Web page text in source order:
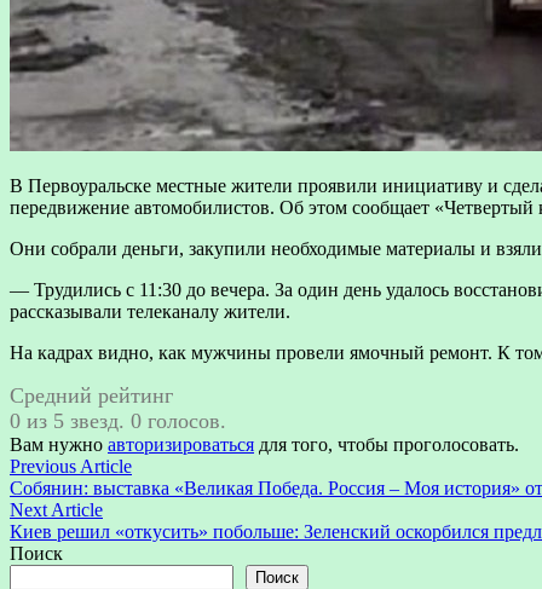
В Первоуральске местные жители проявили инициативу и
передвижение автомобилистов. Об этом сообщает «Четвертый
Они собрали деньги, закупили необходимые материалы и
— Трудились с 11:30 до вечера. За один день удалось
рассказывали телеканалу жители.
На кадрах видно, как мужчины провели ямочный ремонт. К
Средний рейтинг
0 из 5 звезд. 0 голосов.
Вам нужно авторизироваться для того, чтобы проголосовать.
Навигация
по
записям
Previous ArticlePrevious
article:
Собянин: выставка «Великая Победа. Россия – Моя история»
Next ArticleNext
article:
Киев решил «откусить» побольше: Зеленский оскорбился
Поиск
Поиск